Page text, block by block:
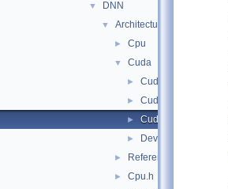
▼ DNN
▼ Architectures
► Cpu
▼ Cuda
► CudaBuffers.h
► CudaMatrix.h
► CudaTensor.h
► Device.h
► Reference
► Cpu.h